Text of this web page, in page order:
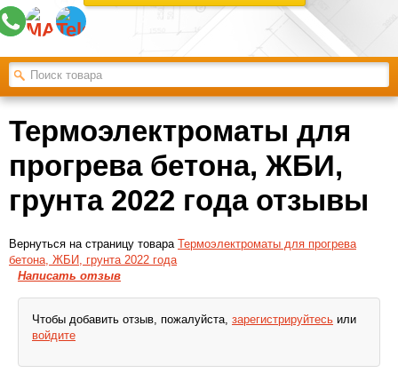
Термоэлектроматы для
прогрева бетона, ЖБИ,
грунта 2022 года отзывы
Вернуться на страницу товара Термоэлектроматы для прогрева
бетона, ЖБИ, грунта 2022 года
Написать отзыв
Чтобы добавить отзыв, пожалуйста, зарегистрируйтесь или
войдите